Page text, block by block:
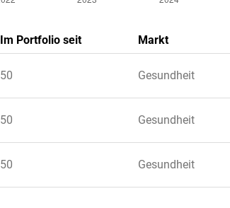
Im Portfolio seit Markt
50 Gesundheit
50 Gesundheit
50 Gesundheit